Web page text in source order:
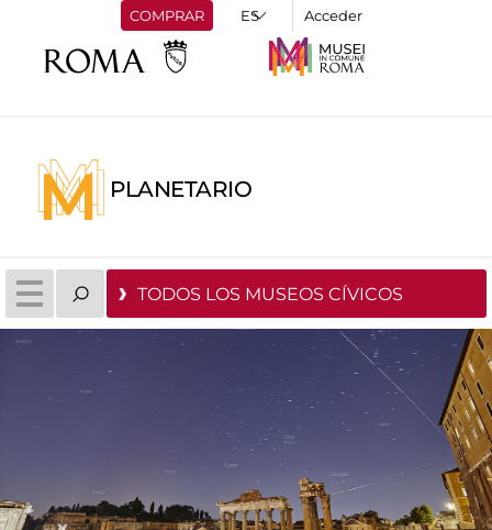
COMPRAR Acceder
PLANETARIO
TODOS LOS MUSEOS CÍVICOS